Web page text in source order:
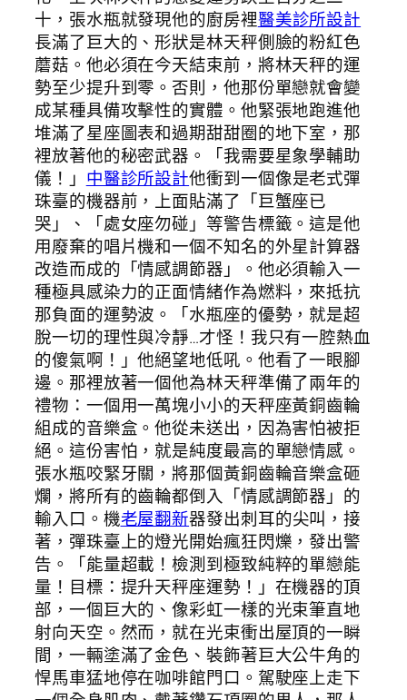
十，張水瓶就發現他的廚房裡醫美診所設計
長滿了巨大的、形狀是林天秤側臉的粉紅色
蘑菇。他必須在今天結束前，將林天秤的運
勢至少提升到零。否則，他那份單戀就會變
成某種具備攻擊性的實體。他緊張地跑進他
堆滿了星座圖表和過期甜甜圈的地下室，那
裡放著他的秘密武器。「我需要星象學輔助
儀！」 中醫診所設計他衝到一個像是老式彈
珠臺的機器前，上面貼滿了「巨蟹座已
哭」、「處女座勿碰」等警告標籤。這是他
用廢棄的唱片機和一個不知名的外星計算器
改造而成的「情感調節器」。他必須輸入一
種極具感染力的正面情緒作為燃料，來抵抗
那負面的運勢波。「水瓶座的優勢，就是超
脫一切的理性與冷靜…才怪！我只有一腔熱血
的傻氣啊！」他絕望地低吼。他看了一眼腳
邊。那裡放著一個他為林天秤準備了兩年的
禮物：一個用一萬塊小小的天秤座黃銅齒輪
組成的音樂盒。他從未送出，因為害怕被拒
絕。這份害怕，就是純度最高的單戀情感。
張水瓶咬緊牙關，將那個黃銅齒輪音樂盒砸
爛，將所有的齒輪都倒入「情感調節器」的
輸入口。機老屋翻新器發出刺耳的尖叫，接
著，彈珠臺上的燈光開始瘋狂閃爍，發出警
告。「能量超載！檢測到極致純粹的單戀能
量！目標：提升天秤座運勢！」在機器的頂
部，一個巨大的、像彩虹一樣的光束筆直地
射向天空。然而，就在光束衝出屋頂的一瞬
間，一輛塗滿了金色、裝飾著巨大公牛角的
悍馬車猛地停在咖啡館門口。駕駛座上走下